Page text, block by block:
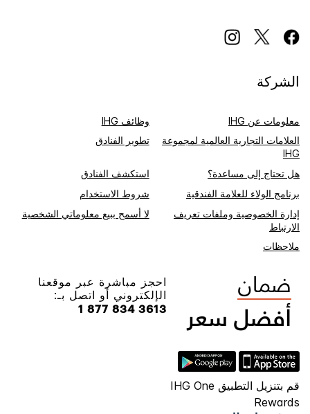
الشركة
معلومات عن IHG
وظائف IHG
العلامات التجارية العالمية لمجموعة
IHG
تطوير الفنادق
هل تحتاج إلى مساعدة؟
استكشف الفنادق
برنامج الولاء للعلامة الفندقية
شروط الاستخدام
إدارة الخصوصية وملفات تعريف
الارتباط
لا أسمح ببيع معلوماتي الشخصية
ملاحظات
احجز مباشرة عبر موقعنا
الإلكتروني أو اتصل بـ:
1 877 834 3613
قم بتنزيل التطبيق IHG One
Rewards